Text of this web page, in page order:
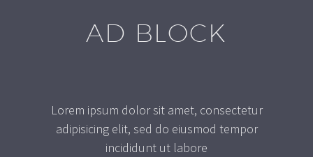
AD BLOCK
Lorem ipsum dolor sit amet, consectetur
adipisicing elit, sed do eiusmod tempor
incididunt ut labore